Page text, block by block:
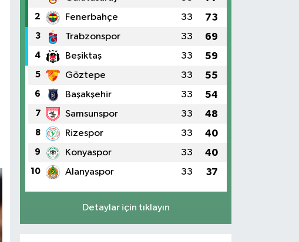
2 Fenerbahçe 33 73
3 Trabzonspor 33 69
4 Beşiktaş 33 59
5 Göztepe 33 55
6 Başakşehir 33 54
7 Samsunspor 33 48
8 Rizespor 33 40
9 Konyaspor 33 40
10 Alanyaspor 33 37
Detaylar için tıklayın